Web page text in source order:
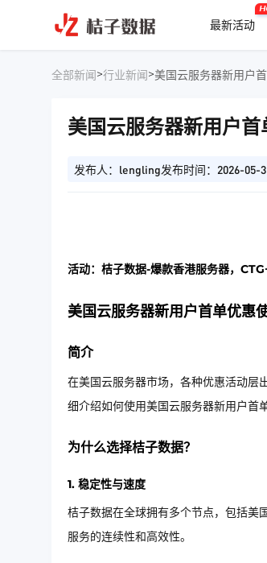
最新活动
全部新闻>行业新闻>美国云服务器新用户
美国云服务器新用户
发布人：lengling发布时间：2026-05-
活动：桔子数据-爆款香港服务器，
美国云服务器新用户首单优惠
简介
在美国云服务器市场，各种优惠活动层
细介绍如何使用美国云服务器新用户首
为什么选择桔子数据？
1. 稳定性与速度
桔子数据在全球拥有多个节点，包括美
服务的连续性和高效性。